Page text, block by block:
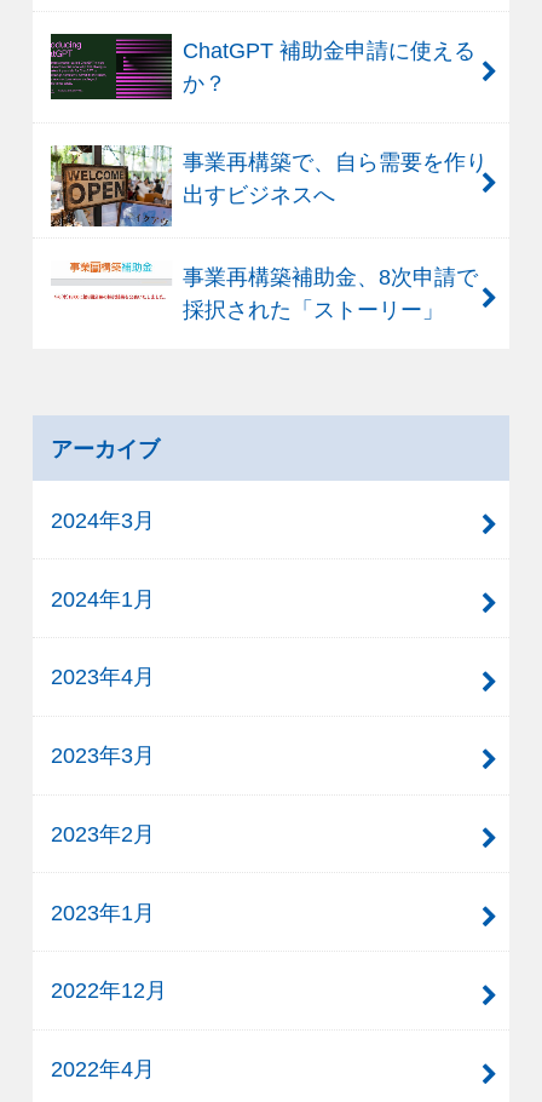
ChatGPT 補助金申請に使える
か？
事業再構築で、自ら需要を作り
出すビジネスへ
事業再構築補助金、8次申請で
採択された「ストーリー」
アーカイブ
2024年3月
2024年1月
2023年4月
2023年3月
2023年2月
2023年1月
2022年12月
2022年4月